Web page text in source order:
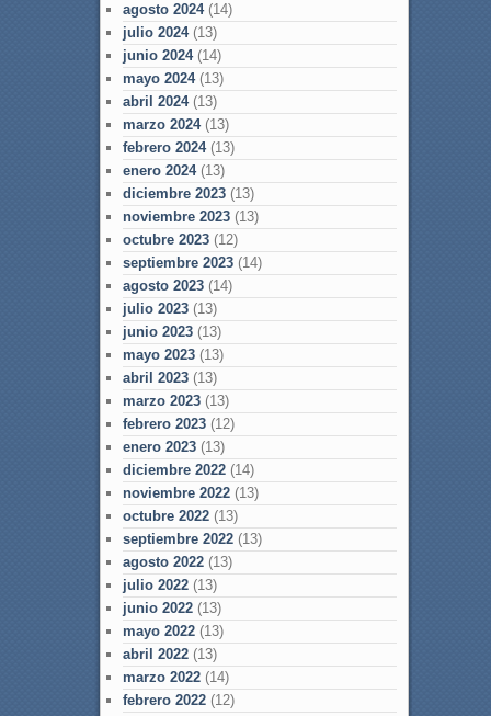
agosto 2024(14)
julio 2024(13)
junio 2024(14)
mayo 2024(13)
abril 2024(13)
marzo 2024(13)
febrero 2024(13)
enero 2024(13)
diciembre 2023(13)
noviembre 2023(13)
octubre 2023(12)
septiembre 2023(14)
agosto 2023(14)
julio 2023(13)
junio 2023(13)
mayo 2023(13)
abril 2023(13)
marzo 2023(13)
febrero 2023(12)
enero 2023(13)
diciembre 2022(14)
noviembre 2022(13)
octubre 2022(13)
septiembre 2022(13)
agosto 2022(13)
julio 2022(13)
junio 2022(13)
mayo 2022(13)
abril 2022(13)
marzo 2022(14)
febrero 2022(12)